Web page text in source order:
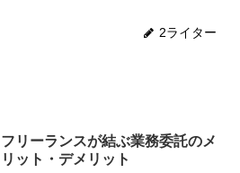
2ライター
フリーランスが結ぶ業務委託のメ
リット・デメリット